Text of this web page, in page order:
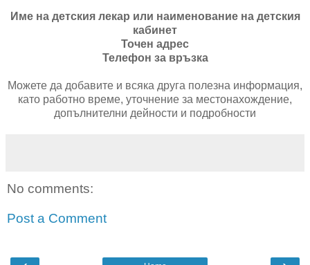
Име на детския лекар или наименование на детския
кабинет
Точен адрес
Телефон за връзка
Можете да добавите и всяка друга полезна информация,
като работно време, уточнение за местонахождение,
допълнителни дейности и подробности
No comments:
Post a Comment